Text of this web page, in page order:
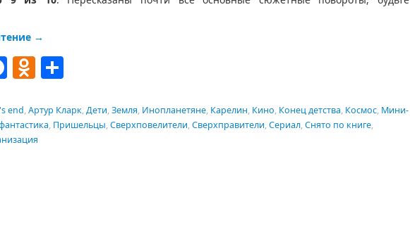
→
Facebook
Odnoklassniki
end,Артур Кларк,Дети,Земля, Инопланетяне, Карелин, Кино, Конец детства, Космос, Мини-
, Пришельцы,Сверхповелители,Сверхправители,Сериал,Снято по книге,